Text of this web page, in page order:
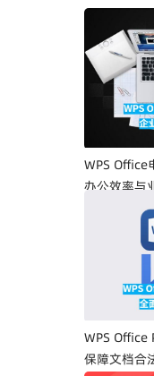
WPS Office
办公效率与
WPS Office
保障文档合